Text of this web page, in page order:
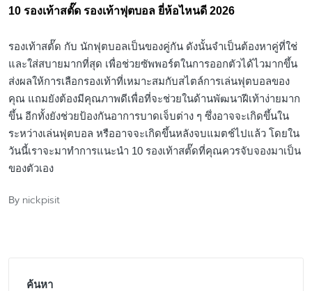
10 รองเท้าสตั๊ด รองเท้าฟุตบอล ยี่ห้อไหนดี 2026
รองเท้าสตั๊ด กับ นักฟุตบอลเป็นของคู่กัน ดังนั้นจำเป็นต้องหาคู่ที่ใช่
และใส่สบายมากที่สุด เพื่อช่วยซัพพอร์ตในการออกตัวได้ไวมากขึ้น
ส่งผลให้การเลือกรองเท้าที่เหมาะสมกับสไตล์การเล่นฟุตบอลของ
คุณ แถมยังต้องมีคุณภาพดีเพื่อที่จะช่วยในด้านพัฒนาฝีเท้าง่ายมาก
ขึ้น อีกทั้งยังช่วยป้องกันอาการบาดเจ็บต่าง ๆ ซึ่งอาจจะเกิดขึ้นใน
ระหว่างเล่นฟุตบอล หรืออาจจะเกิดขึ้นหลังจบแมตช์ไปแล้ว โดยใน
วันนี้เราจะมาทำการแนะนำ 10 รองเท้าสตั๊ดที่คุณควรจับจองมาเป็น
ของตัวเอง
Posted
By nickpisit
ค้นหา